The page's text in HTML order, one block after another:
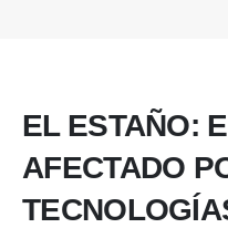
EL ESTAÑO:
AFECTADO